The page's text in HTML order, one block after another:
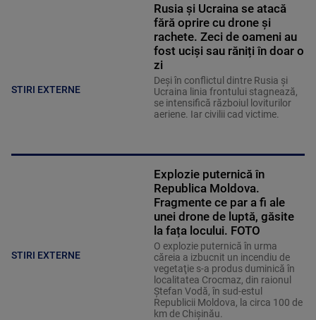
STIRI EXTERNE
Rusia și Ucraina se atacă
fără oprire cu drone și
rachete. Zeci de oameni au
fost uciși sau răniți în doar o
zi
Deși în conflictul dintre Rusia și
Ucraina linia frontului stagnează,
se intensifică războiul loviturilor
aeriene. Iar civilii cad victime.
STIRI EXTERNE
Explozie puternică în
Republica Moldova.
Fragmente ce par a fi ale
unei drone de luptă, găsite
la fața locului. FOTO
O explozie puternică în urma
căreia a izbucnit un incendiu de
vegetaţie s-a produs duminică în
localitatea Crocmaz, din raionul
Ştefan Vodă, în sud-estul
Republicii Moldova, la circa 100 de
km de Chişinău.